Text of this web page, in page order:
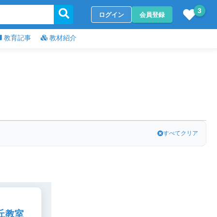
ログイン 会員登録 3
教育記事 教材紹介
すべてクリア
教室